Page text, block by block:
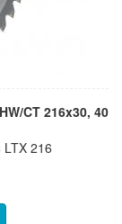
CT 216x30, 40
216